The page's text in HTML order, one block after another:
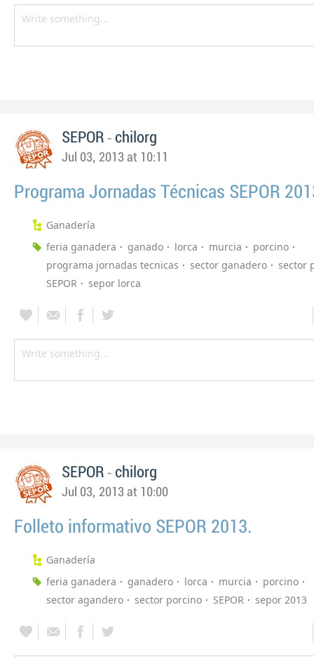
SEPOR - chilorg
Jul 03, 2013 at 10:11
Programa Jornadas Técnicas SEPOR
Ganadería
feria ganadera
ganado lorca murcia
porcino
programa jornadas tecnicas
sector ganadero
sector
SEPOR
sepor lorca
SEPOR - chilorg
Jul 03, 2013 at 10:00
Folleto informativo SEPOR 2013.
Ganadería
feria ganadera
ganadero lorca murcia
porcino
sector agandero
sector porcino SEPOR sepor 2013